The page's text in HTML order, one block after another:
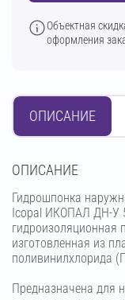
Объектная
оформления
ОПИСАНИЕ
OПИСАНИЕ
Гидрошпонка
Icopal ИКОПАЛ ДН-У
гидроизоляционная
изготовленная из
поливинилхлорида
Предназначена для